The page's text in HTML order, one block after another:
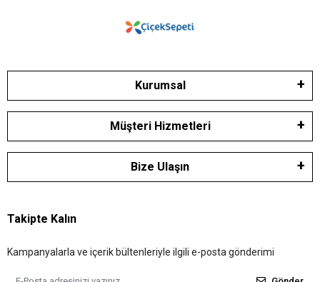
Kurumsal
Müşteri Hizmetleri
Bize Ulaşın
Takipte Kalın
Kampanyalarla ve içerik bültenleriyle ilgili e-posta gönderimi